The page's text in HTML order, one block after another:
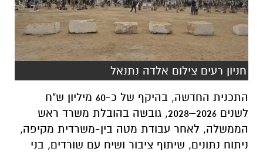
חניון רעים צילום אלדה נתנאל
התכנית החדשה, בהיקף של כ-60 מיליון ש"ח
לשנים 2026–2028, גובשה בהובלת משרד ראש
הממשלה, לאחר עבודת מטה בין-משרדית מקיפה,
ניתוח נתונים, שיתוף ציבור ושיח עם שורדים, בני